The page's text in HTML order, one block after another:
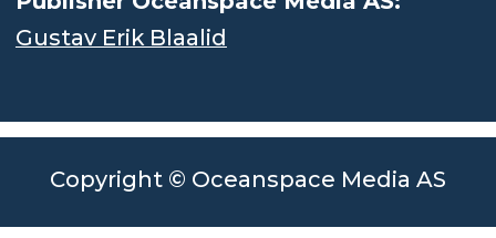
Gustav Erik Blaalid
Copyright © Oceanspace Media AS